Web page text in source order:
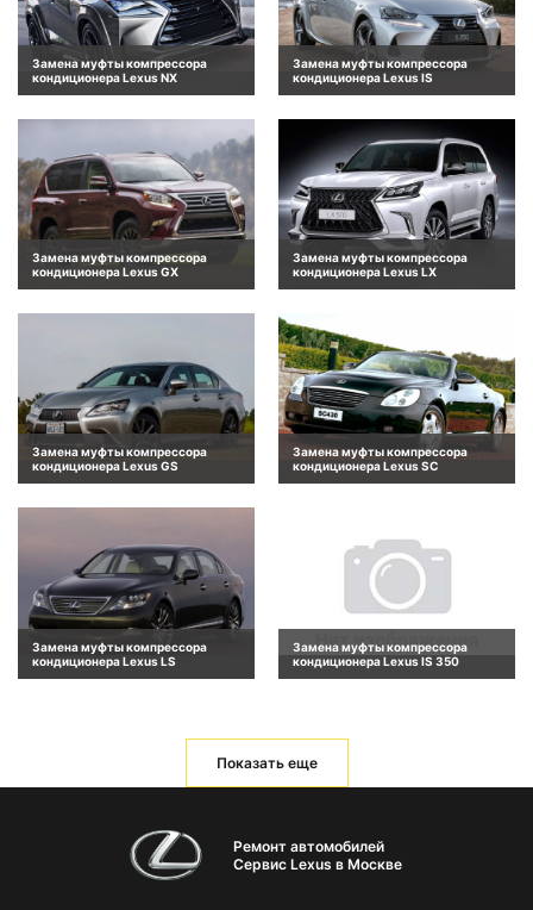
Замена муфты компрессора
кондиционера Lexus NX
Замена муфты компрессора
кондиционера Lexus IS
Замена муфты компрессора
кондиционера Lexus GX
Замена муфты компрессора
кондиционера Lexus LX
Замена муфты компрессора
кондиционера Lexus GS
Замена муфты компрессора
кондиционера Lexus SC
Замена муфты компрессора
кондиционера Lexus LS
Замена муфты компрессора
кондиционера Lexus IS 350
Показать еще
Ремонт автомобилей
Сервис Lexus в Москве